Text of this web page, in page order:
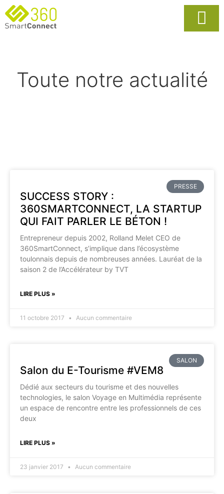
Toute notre actualité
PRESSE
SUCCESS STORY :
360SMARTCONNECT, LA STARTUP
QUI FAIT PARLER LE BÉTON !
Entrepreneur depuis 2002, Rolland Melet CEO de
360SmartConnect, s’implique dans l’écosystème
toulonnais depuis de nombreuses années. Lauréat de la
saison 2 de l’Accélérateur by TVT
LIRE PLUS »
11 octobre 2017 Aucun commentaire
SALON
Salon du E-Tourisme #VEM8
Dédié aux secteurs du tourisme et des nouvelles
technologies, le salon Voyage en Multimédia représente
un espace de rencontre entre les professionnels de ces
deux
LIRE PLUS »
23 janvier 2017 Aucun commentaire